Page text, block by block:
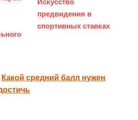
предвидения в
спортивных ставках
Какой средний балл нужен